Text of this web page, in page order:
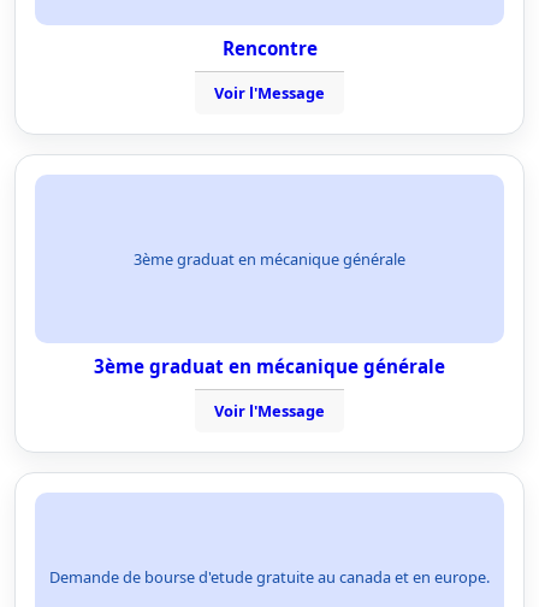
Rencontre
Voir l'Message
3ème graduat en mécanique générale
3ème graduat en mécanique générale
Voir l'Message
Demande de bourse d'etude gratuite au canada et en europe.